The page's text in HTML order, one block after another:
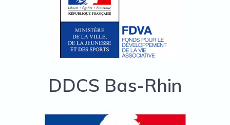
DDCS Bas-Rhin